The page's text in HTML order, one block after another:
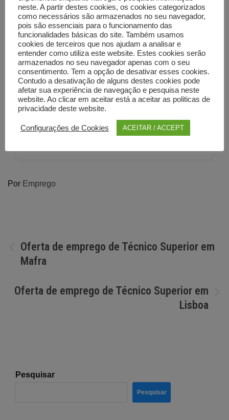
−
Por Emprego
Navegação
de
artigos
Oferta de emprego de Técnico Superior em
Mafra
Oferta de emprego de Técnico Superior em
Lisboa
Pesquisar
Pesquisar
neste. A partir destes cookies, os cookies categorizados
como necessários são armazenados no seu navegador,
pois são essenciais para o funcionamento das
funcionalidades básicas do site. Também usamos
cookies de terceiros que nos ajudam a analisar e
entender como utiliza este website. Estes cookies serão
armazenados no seu navegador apenas com o seu
consentimento. Tem a opção de desativar esses cookies.
Contudo a desativação de alguns destes cookies pode
afetar sua experiência de navegação e pesquisa neste
website. Ao clicar em aceitar está a aceitar as politicas de
privacidade deste website.
Configurações de Cookies ACEITAR / ACCEPT